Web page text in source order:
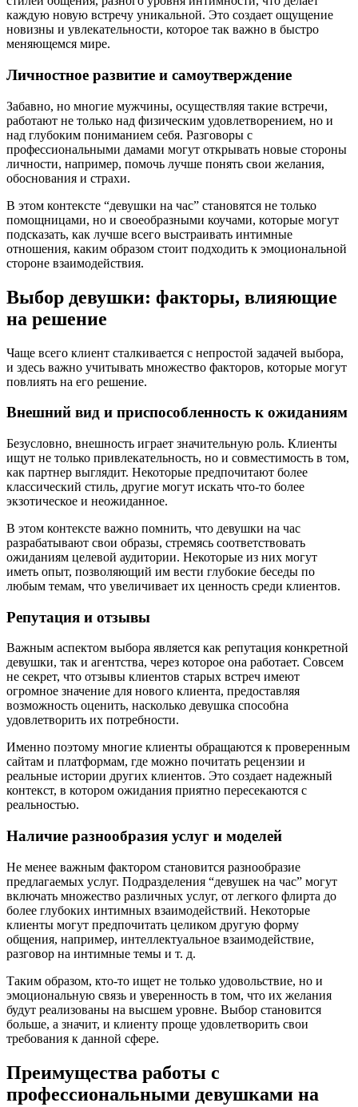
каждую новую встречу уникальной. Это создает ощущение
новизны и увлекательности, которое так важно в быстро
меняющемся мире.
Личностное развитие и самоутверждение
Забавно, но многие мужчины, осуществляя такие встречи,
работают не только над физическим удовлетворением, но и
над глубоким пониманием себя. Разговоры с
профессиональными дамами могут открывать новые стороны
личности, например, помочь лучше понять свои желания,
обоснования и страхи.
В этом контексте “девушки на час” становятся не только
помощницами, но и своеобразными коучами, которые могут
подсказать, как лучше всего выстраивать интимные
отношения, каким образом стоит подходить к эмоциональной
стороне взаимодействия.
Выбор девушки: факторы, влияющие
на решение
Чаще всего клиент сталкивается с непростой задачей выбора,
и здесь важно учитывать множество факторов, которые могут
повлиять на его решение.
Внешний вид и приспособленность к ожиданиям
Безусловно, внешность играет значительную роль. Клиенты
ищут не только привлекательность, но и совместимость в том,
как партнер выглядит. Некоторые предпочитают более
классический стиль, другие могут искать что-то более
экзотическое и неожиданное.
В этом контексте важно помнить, что девушки на час
разрабатывают свои образы, стремясь соответствовать
ожиданиям целевой аудитории. Некоторые из них могут
иметь опыт, позволяющий им вести глубокие беседы по
любым темам, что увеличивает их ценность среди клиентов.
Репутация и отзывы
Важным аспектом выбора является как репутация конкретной
девушки, так и агентства, через которое она работает. Совсем
не секрет, что отзывы клиентов старых встреч имеют
огромное значение для нового клиента, предоставляя
возможность оценить, насколько девушка способна
удовлетворить их потребности.
Именно поэтому многие клиенты обращаются к проверенным
сайтам и платформам, где можно почитать рецензии и
реальные истории других клиентов. Это создает надежный
контекст, в котором ожидания приятно пересекаются с
реальностью.
Наличие разнообразия услуг и моделей
Не менее важным фактором становится разнообразие
предлагаемых услуг. Подразделения “девушек на час” могут
включать множество различных услуг, от легкого флирта до
более глубоких интимных взаимодействий. Некоторые
клиенты могут предпочитать целиком другую форму
общения, например, интеллектуальное взаимодействие,
разговор на интимные темы и т. д.
Таким образом, кто-то ищет не только удовольствие, но и
эмоциональную связь и уверенность в том, что их желания
будут реализованы на высшем уровне. Выбор становится
больше, а значит, и клиенту проще удовлетворить свои
требования к данной сфере.
Преимущества работы с
профессиональными девушками на